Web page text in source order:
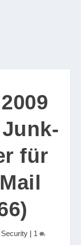
für
Security | 1